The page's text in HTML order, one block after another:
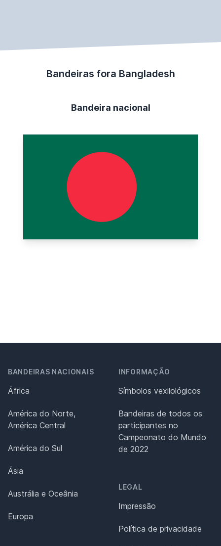
Bandeiras fora Bangladesh
Bandeira nacional
BANDEIRAS NACIONAIS
África
América do Norte,
América Central
América do Sul
Ásia
Austrália e Oceânia
Europa
INFORMAÇÃO
Símbolos vexilológicos
Bandeiras de todos os
participantes no
Campeonato do Mundo
de 2022
LEGAL
Impressão
Política de privacidade